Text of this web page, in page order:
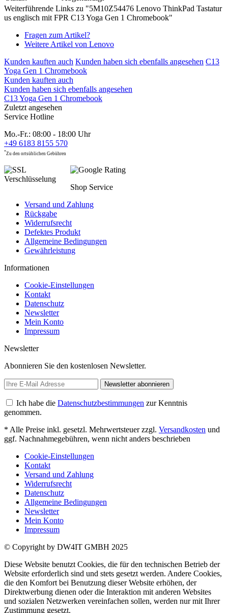
Weiterführende Links zu "5M10Z54476 Lenovo ThinkPad Tastatur
us englisch mit FPR C13 Yoga Gen 1 Chromebook"
Fragen zum Artikel?
Weitere Artikel von Lenovo
Kunden kauften auch Kunden haben sich ebenfalls angesehen C13
Yoga Gen 1 Chromebook
Kunden kauften auch
Kunden haben sich ebenfalls angesehen
C13 Yoga Gen 1 Chromebook
Zuletzt angesehen
Service Hotline
Mo.-Fr.: 08:00 - 18:00 Uhr
+49 6183 8155 570
*Zu den ortsüblichen Gebühren
Shop Service
Versand und Zahlung
Rückgabe
Widerrufsrecht
Defektes Produkt
Allgemeine Bedingungen
Gewährleistung
Informationen
Cookie-Einstellungen
Kontakt
Datenschutz
Newsletter
Mein Konto
Impressum
Newsletter
Abonnieren Sie den kostenlosen Newsletter.
Newsletter abonnieren
Ich habe die Datenschutzbestimmungen zur Kenntnis
genommen.
* Alle Preise inkl. gesetzl. Mehrwertsteuer zzgl. Versandkosten und
ggf. Nachnahmegebühren, wenn nicht anders beschrieben
Cookie-Einstellungen
Kontakt
Versand und Zahlung
Widerrufsrecht
Datenschutz
Allgemeine Bedingungen
Newsletter
Mein Konto
Impressum
© Copyright by DW4IT GMBH 2025
Diese Website benutzt Cookies, die für den technischen Betrieb der
Website erforderlich sind und stets gesetzt werden. Andere Cookies,
die den Komfort bei Benutzung dieser Website erhöhen, der
Direktwerbung dienen oder die Interaktion mit anderen Websites
und sozialen Netzwerken vereinfachen sollen, werden nur mit Ihrer
Zustimmung gesetzt.